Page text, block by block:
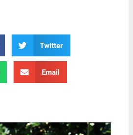
Twitter
Email